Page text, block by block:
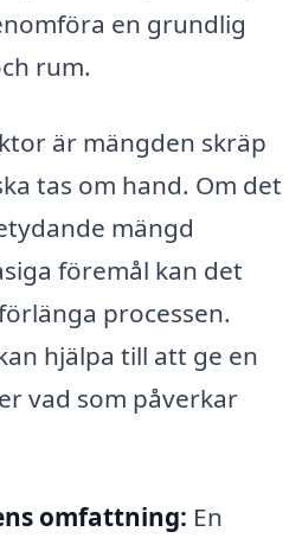
en grundlig
rum.
är mängden skräp
tas om hand. Om det
mängd
föremål kan det
processen.
hjälpa till att ge en
vad som påverkar
omfattning: En